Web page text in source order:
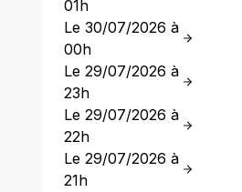
01h
Le 30/07/2026 à
00h
Le 29/07/2026 à
23h
Le 29/07/2026 à
22h
Le 29/07/2026 à
21h